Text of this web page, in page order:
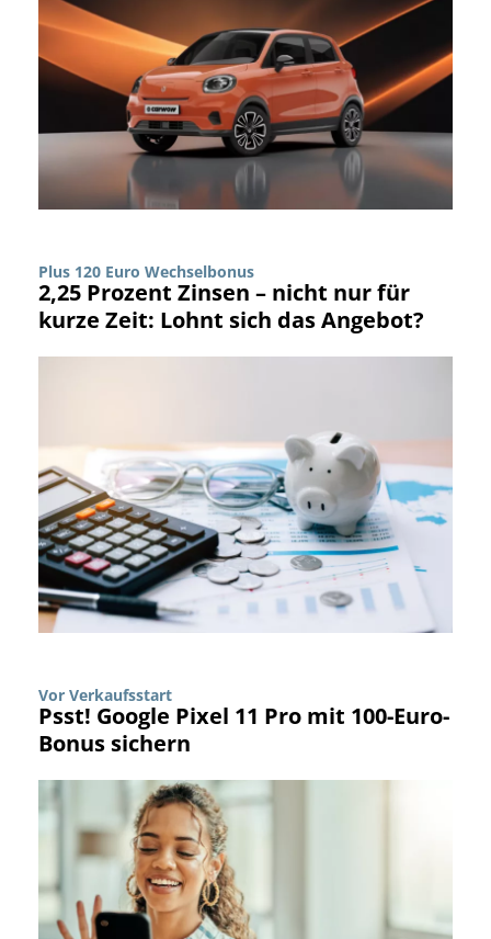
Plus 120 Euro Wechselbonus
2,25 Prozent Zinsen – nicht nur für
kurze Zeit: Lohnt sich das Angebot?
Vor Verkaufsstart
Psst! Google Pixel 11 Pro mit 100-Euro-
Bonus sichern